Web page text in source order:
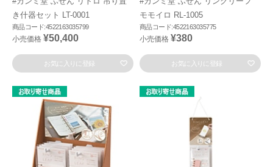
き什器セット LT-0001
商品コード:4522163035799
小売価格 ¥50,400
お気に入りに登録
モモイロ RL-1005
商品コード:4522163035775
小売価格 ¥380
お気に入りに登録